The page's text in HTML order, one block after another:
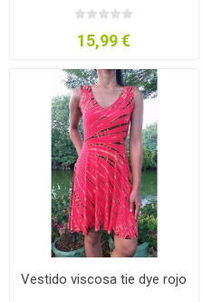
15,99 €
Vestido viscosa tie dye rojo